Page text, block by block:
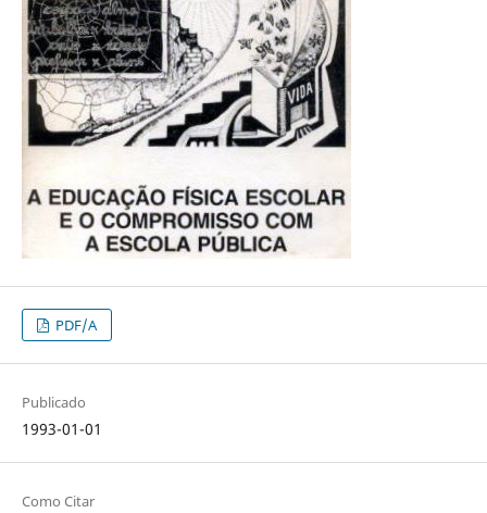
PDF/A
Publicado
1993-01-01
Como Citar